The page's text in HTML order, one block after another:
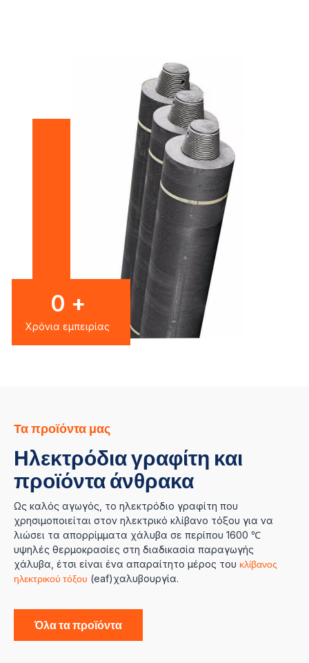
0 +
Χρόνια εμπειρίας
Τα προϊόντα μας
Ηλεκτρόδια γραφίτη και
προϊόντα άνθρακα
Ως καλός αγωγός, το ηλεκτρόδιο γραφίτη που
χρησιμοποιείται στον ηλεκτρικό κλίβανο τόξου για να
λιώσει τα απορρίμματα χάλυβα σε περίπου 1600 ℃
υψηλές θερμοκρασίες στη διαδικασία παραγωγής
χάλυβα, έτσι είναι ένα απαραίτητο μέρος του κλίβανος
ηλεκτρικού τόξου (eaf)χαλυβουργία.
Όλα τα προϊόντα